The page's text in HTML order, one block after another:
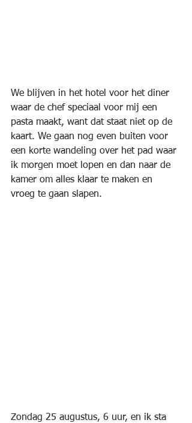
We blijven in het hotel voor het diner
waar de chef speciaal voor mij een
pasta maakt, want dat staat niet op de
kaart. We gaan nog even buiten voor
een korte wandeling over het pad waar
ik morgen moet lopen en dan naar de
kamer om alles klaar te maken en
vroeg te gaan slapen.
Zondag 25 augustus, 6 uur, en ik sta